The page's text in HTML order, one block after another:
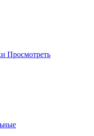
Просмотреть